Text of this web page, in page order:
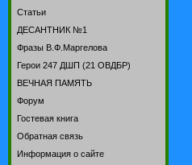
Статьи
ДЕСАНТНИК №1
Фразы В.Ф.Маргелова
Герои 247 ДШП (21 ОВДБР)
ВЕЧНАЯ ПАМЯТЬ
Форум
Гостевая книга
Обратная связь
Информация о сайте